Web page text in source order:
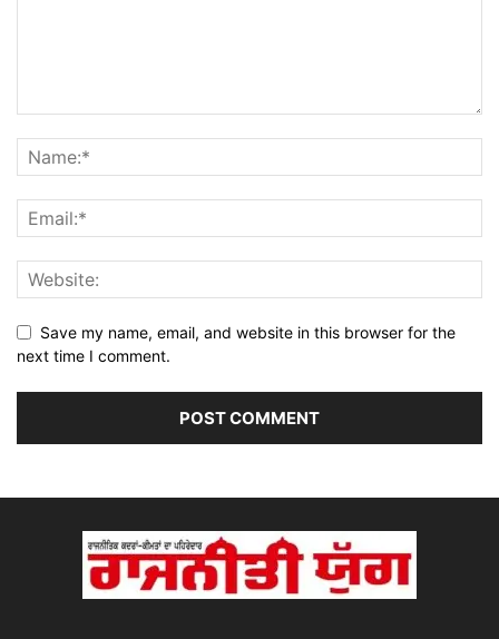
Save my name, email, and website in this browser for the
next time I comment.